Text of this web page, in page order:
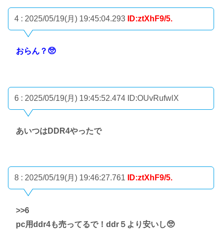
4 : 2025/05/19(月) 19:45:04.293 ID:ztXhF9/5.
おらん？🥺
6 : 2025/05/19(月) 19:45:52.474 ID:OUvRufwlX
あいつはDDR4やったで
8 : 2025/05/19(月) 19:46:27.761 ID:ztXhF9/5.
>>6
pc用ddr4も売ってるで！ddr５より安いし🥺